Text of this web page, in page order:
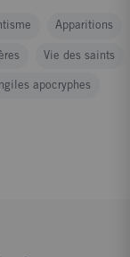
Apparitions
Vie des saints
apocryphes